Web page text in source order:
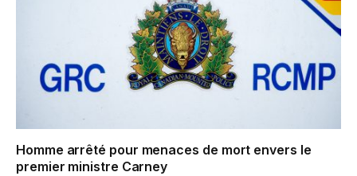
Homme arrêté pour menaces de mort envers le
premier ministre Carney